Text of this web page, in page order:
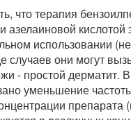
что терапия
азелаиновой
использовании
случаев они могут
- простой дерматит.
уменьшение
препарата